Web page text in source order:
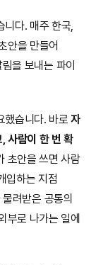
니다. 매주 한국,
안을 만들어
을 보내는 파이
했습니다. 바로 자
사람이 한 번 확
초안을 쓰면 사람
입하는 지점
려받은 공통의
부로 나가는 일에